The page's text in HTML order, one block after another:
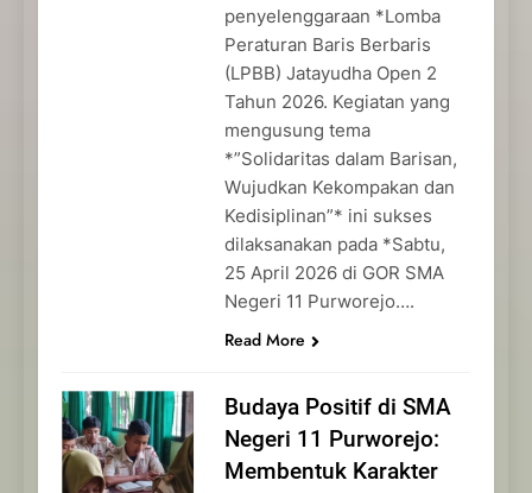
penyelenggaraan *Lomba
Peraturan Baris Berbaris
(LPBB) Jatayudha Open 2
Tahun 2026. Kegiatan yang
mengusung tema
*”Solidaritas dalam Barisan,
Wujudkan Kekompakan dan
Kedisiplinan”* ini sukses
dilaksanakan pada *Sabtu,
25 April 2026 di GOR SMA
Negeri 11 Purworejo….
Read More
Budaya Positif di SMA
Negeri 11 Purworejo:
Membentuk Karakter